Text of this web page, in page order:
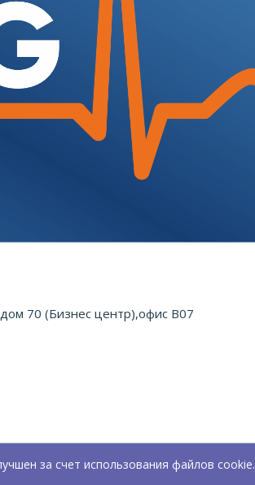
70 (Бизнес центр),офис B07
за счет использования файлов cookie.